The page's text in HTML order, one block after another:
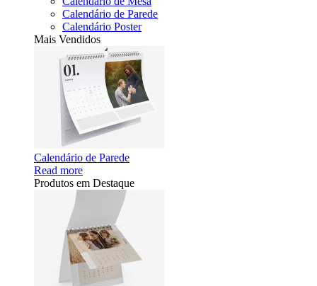
Calendário de Parede
Calendário Poster
Mais Vendidos
Calendário de Parede
Read more
Produtos em Destaque